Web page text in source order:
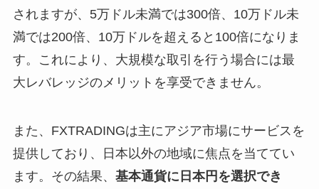
されますが、5万ドル未満では300倍、10万ドル未
満では200倍、10万ドルを超えると100倍になりま
す。これにより、大規模な取引を行う場合には最
大レバレッジのメリットを享受できません。
また、FXTRADINGは主にアジア市場にサービスを
提供しており、日本以外の地域に焦点を当ててい
ます。その結果、 基本通貨に日本円を選択でき